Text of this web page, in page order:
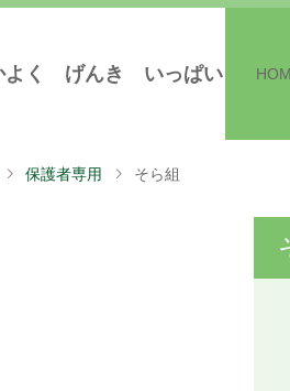
保護者専用 そら組